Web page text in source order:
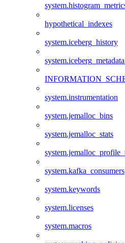
hypothetical_indexes
system.iceberg_history
system.instrumentation
system.jemalloc_bins
system.jemalloc_stats
system.kafka_consumers
system.keywords
system.licenses
system.macros